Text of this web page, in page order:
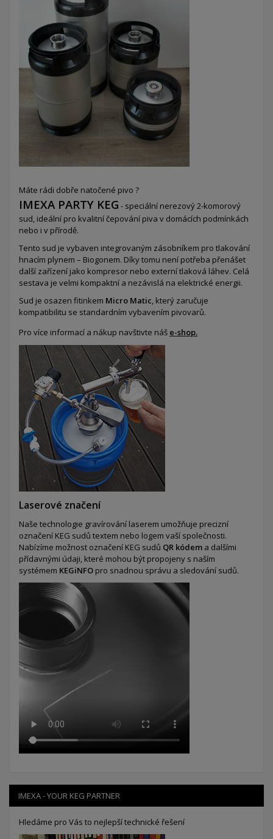
Máte rádi dobře natočené pivo ?
IMEXA PARTY KEG - speciální nerezový 2-komorový
sud, ideální pro kvalitní čepování piva v domácích podmínkách
nebo i v přírodě.
Tento sud je vybaven integrovaným zásobníkem pro tlakování
hnacím plynem – Biogonem. Díky tomu není potřeba přenášet
další zařízení jako kompresor nebo externí tlaková láhev. Celá
sestava je velmi kompaktní a nezávislá na elektrické energii.
Sud je osazen fitinkem Micro Matic, který zaručuje
kompatibilitu se standardním vybavením pivovarů.
Pro více informací a nákup navštivte náš e-shop.
Laserové značení
Naše technologie gravírování laserem umožňuje precizní
označení KEG sudů textem nebo logem vaší společnosti.
Nabízíme možnost označení KEG sudů QR kódem a dalšími
přídavnými údaji, které mohou být propojeny s naším
systémem KEGiNFO pro snadnou správu a sledování sudů.
IMEXA - YOUR KEG PARTNER
Hledáme pro Vás to nejlepší technické řešení